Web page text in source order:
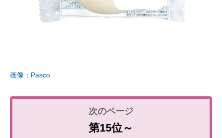
画像：Pasco
第15位～